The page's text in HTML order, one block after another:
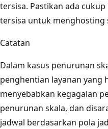
tersisa. Pastikan ada
tersisa untuk menghosting
Catatan
Dalam kasus penurunan
penghentian layanan yang
menyebabkan kegagalan
penurunan skala, dan
jadwal berdasarkan pola